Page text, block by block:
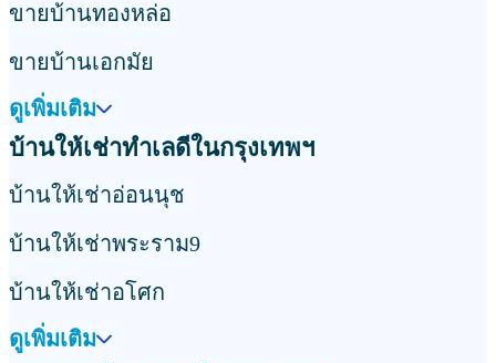
ขายบ้านทองหล่อ
ขายบ้านเอกมัย
ดูเพิ่มเติม
บ้านให้เช่าทำเลดีในกรุงเทพฯ
บ้านให้เช่าอ่อนนุช
บ้านให้เช่าพระราม9
บ้านให้เช่าอโศก
ดูเพิ่มเติม